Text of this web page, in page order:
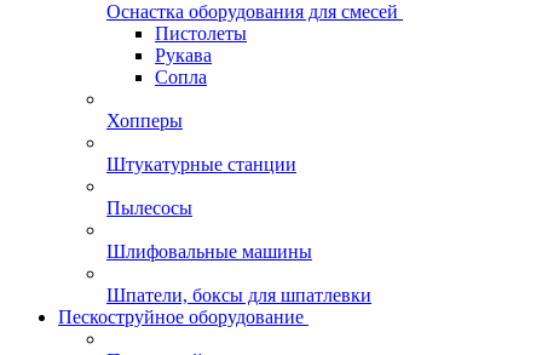
Оснастка оборудования для смесей
Пистолеты
Рукава
Сопла
Хопперы
Штукатурные станции
Пылесосы
Шлифовальные машины
Шпатели, боксы для шпатлевки
Пескоструйное оборудование